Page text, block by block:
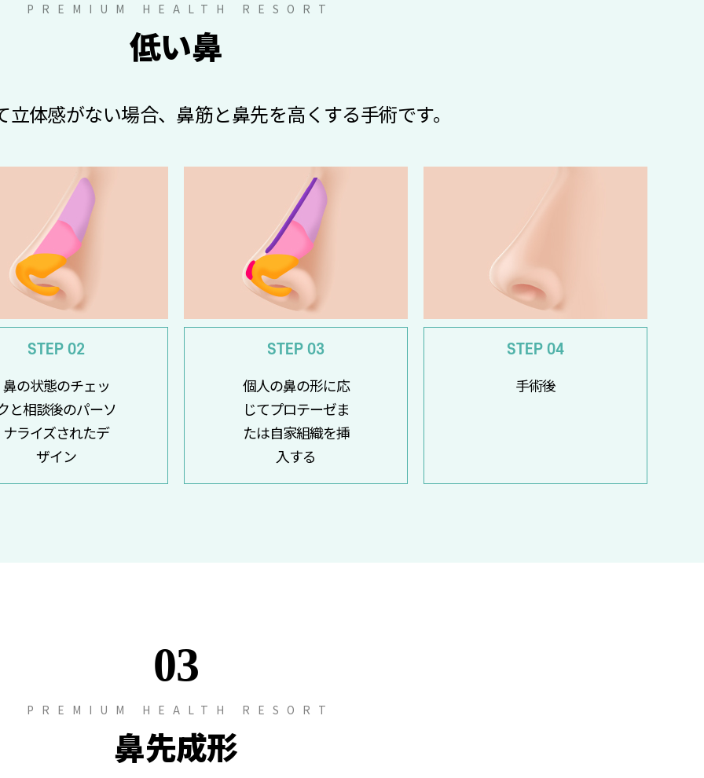
PREMIUM HEALTH RESORT
低い鼻
立体感がない場合、鼻筋と鼻先を高くする手術です。
STEP 02
鼻の状態のチェッ
と相談後のパーソ
ナライズされたデ
ザイン
STEP 03
個人の鼻の形に応
じてプロテーゼま
たは自家組織を挿
入する
STEP 04
手術後
03
PREMIUM HEALTH RESORT
鼻先成形